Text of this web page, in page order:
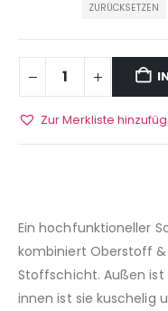
ZURÜCKSETZEN
Zur Merkliste
Ein hochfunktioneller
kombiniert Oberstoff
Stoffschicht. Außen
innen ist sie kuschelig